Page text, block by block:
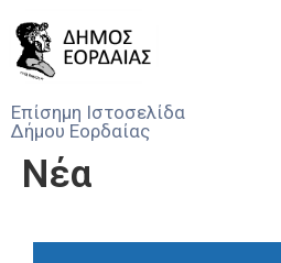
Επίσημη Ιστοσελίδα
Δήμου Εορδαίας
Δήμος
Νέα